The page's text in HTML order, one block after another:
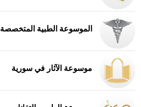
الموسوعة الطبية المتخصصة
موسوعة الآثار في سورية